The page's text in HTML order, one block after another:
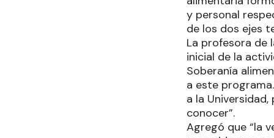
y personal
de los dos ejes
La profesora de
inicial de la
Soberanía
a este
a la
conocer”.
Agregó que “la